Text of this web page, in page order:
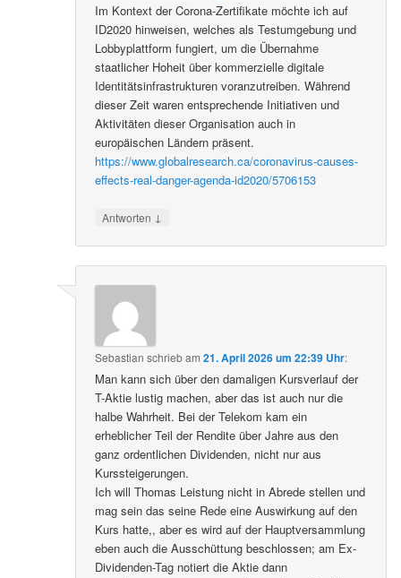
Im Kontext der Corona-Zertifikate möchte ich auf
ID2020 hinweisen, welches als Testumgebung und
Lobbyplattform fungiert, um die Übernahme
staatlicher Hoheit über kommerzielle digitale
Identitätsinfrastrukturen voranzutreiben. Während
dieser Zeit waren entsprechende Initiativen und
Aktivitäten dieser Organisation auch in
europäischen Ländern präsent.
https://www.globalresearch.ca/coronavirus-causes-
effects-real-danger-agenda-id2020/5706153
Antworten ↓
Sebastian schriebam21. April 2026 um 22:39 Uhr:
Man kann sich über den damaligen Kursverlauf der
T-Aktie lustig machen, aber das ist auch nur die
halbe Wahrheit. Bei der Telekom kam ein
erheblicher Teil der Rendite über Jahre aus den
ganz ordentlichen Dividenden, nicht nur aus
Kurssteigerungen.
Ich will Thomas Leistung nicht in Abrede stellen und
mag sein das seine Rede eine Auswirkung auf den
Kurs hatte,, aber es wird auf der Hauptversammlung
eben auch die Ausschüttung beschlossen; am Ex-
Dividenden-Tag notiert die Aktie dann